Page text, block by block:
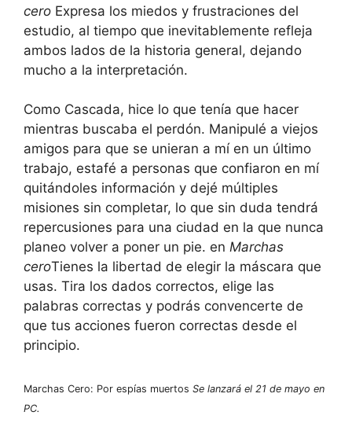
cero Expresa los miedos y frustraciones del
estudio, al tiempo que inevitablemente refleja
ambos lados de la historia general, dejando
mucho a la interpretación.
Como Cascada, hice lo que tenía que hacer
mientras buscaba el perdón. Manipulé a viejos
amigos para que se unieran a mí en un último
trabajo, estafé a personas que confiaron en mí
quitándoles información y dejé múltiples
misiones sin completar, lo que sin duda tendrá
repercusiones para una ciudad en la que nunca
planeo volver a poner un pie. en Marchas
ceroTienes la libertad de elegir la máscara que
usas. Tira los dados correctos, elige las
palabras correctas y podrás convencerte de
que tus acciones fueron correctas desde el
principio.
Marchas Cero: Por espías muertos Se lanzará el 21 de mayo en
PC.